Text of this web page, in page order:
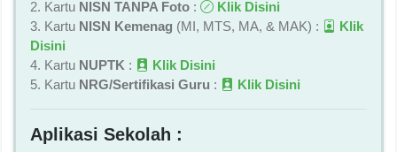
2. Kartu NISN TANPA Foto :
Klik Disini
3. Kartu NISN Kemenag (MI, MTS, MA, & MAK) :
Klik
Disini
4. Kartu NUPTK :
Klik Disini
5. Kartu NRG/Sertifikasi Guru : Klik Disini
Aplikasi Sekolah :